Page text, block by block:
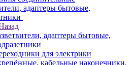
адаптеры бытовые,
адаптеры бытовые,
для электрики
кабельные наконечники,